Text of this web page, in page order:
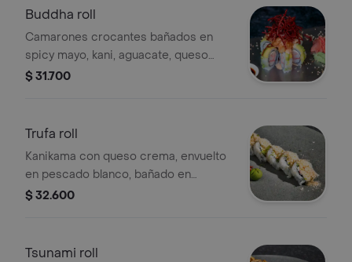
Buddha roll
Camarones crocantes bañados en
spicy mayo, kani, aguacate, queso
crema y remolacha crocante. Picante.
$ 31.700
Trufa roll
Kanikama con queso crema, envuelto
en pescado blanco, bañado en
mayonesa japonesa trufada, tempura
$ 32.600
Tsunami roll